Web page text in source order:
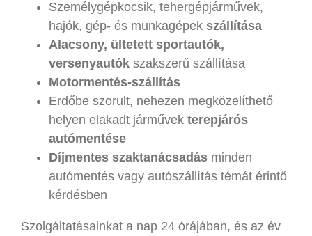
Személygépkocsik, tehergépjárművek,
hajók, gép- és munkagépek szállítása
Alacsony, ültetett sportautók,
versenyautók szakszerű szállítása
Motormentés-szállítás
Erdőbe szorult, nehezen megközelíthető
helyen elakadt járművek terepjárós
autómentése
Díjmentes szaktanácsadás minden
autómentés vagy autószállítás témát érintő
kérdésben
Szolgáltatásainkat a nap 24 órájában, és az év